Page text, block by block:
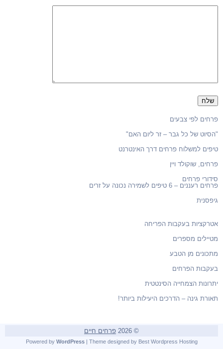
פרחים לפי צבעים
"הסיוט של כל גבר – זר ליום האם"
טיפים למשלוח פרחים דרך האינטרנט
פרחים, שוקולד ויין
סידורי פרחים
פרחים רעננים – 6 טיפים לשמירה נכונה על זרים
גיפסנית
אטרקציות בעקבות הפריחה
מטיילים מספרים
מתכונים מן הטבע
בעקבות הפרחים
יתרונות הצמחייה הסינטטית
תאורת גינה – הדרכים היעילות ביותר!
© 2026 פרחים חיים
Powered by WordPress| Theme designed by Best Wordpress Hosting